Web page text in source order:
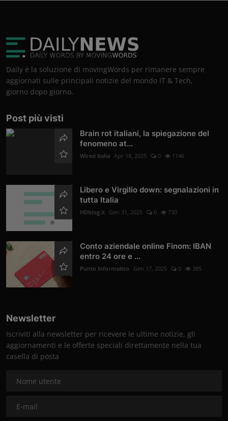
Daily è la soluzione di movingWords per rimanere sempre
aggiornati sulle principali notizie del mondo IT & Tech,
giorno dopo giorno.
Post più visti
Brain rot italiani, la spiegazione del
fenomeno at...
Wired Italia Apr 18, 2025 0 1146
Libero e Virgilio down: segnalazioni in
tutta Italia
HDblog.it Gen 31, 2025 0 730
Conto aziendale online Finom: IBAN
entro 24 ore e ...
Punto Informatico Gen 17, 2025 0 385
Newsletter
Iscriviti alla newsletter per ricevere le ultime notizie, gli
aggiornamenti e le offerte speciali direttamente nella tua
casella di posta